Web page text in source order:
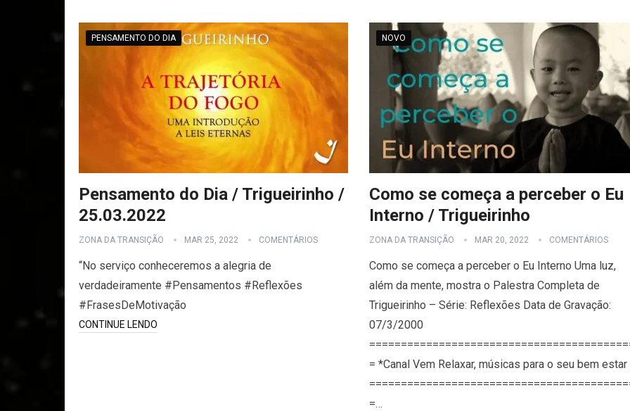
PENSAMENTO DO DIA
Pensamento do Dia / Trigueirinho /
25.03.2022
ZONA DA TRANSIÇÃO MAR 25, 2022 COMENTÁRIOS
“No serviço conheceremos a alegria de
verdadeiramente #Pensamentos #Reflexões
#FrasesDeMotivação
CONTINUE LENDO
NOVO
Como se começa a perceber o Eu
Interno / Trigueirinho
ZONA DA TRANSIÇÃO MAR 20, 2022 COMENTÁRIOS
Como se começa a perceber o Eu Interno Uma luz,
além da mente, mostra o Palestra Completa de
Trigueirinho – Série: Reflexões Data de Gravação:
07/3/2000
= *Canal Vem Relaxar, músicas para o seu bem estar
=…